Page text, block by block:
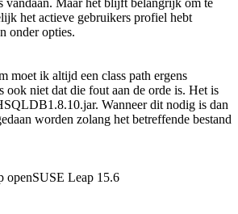
het actieve gebruikers profiel hebt
onder opties.
moet ik altijd een class path ergens
ook niet dat die fout aan de orde is. Het is
Wanneer dit nodig is dan
worden zolang het betreffende bestand
openSUSE Leap 15.6